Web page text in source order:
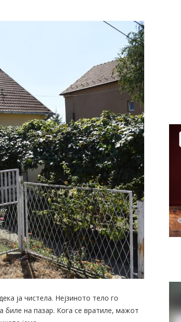
ја чистела. Нејзиното тело го
биле на пазар. Кога се вратиле, мажот